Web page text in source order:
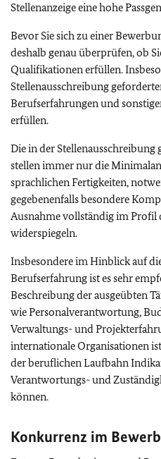
Stellenanzeige eine hohe
Bevor Sie sich zu einer
deshalb genau überprüfen, ob
Qualifikationen erfüllen.
Stellenausschreibung
Berufserfahrungen und
erfüllen.
Die in der
stellen immer nur die
sprachlichen Fertigkeiten,
gegebenenfalls besondere
Ausnahme vollständig im Profil
widerspiegeln.
Insbesondere im Hinblick auf
Berufserfahrung ist es sehr
Beschreibung der ausgeübten
wie Personalverantwortung,
Verwaltungs- und
internationale Organisationen
der beruflichen Laufbahn
Verantwortungs- und
können.
Konkurrenz im